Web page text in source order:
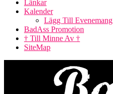
Länkar
Kalender
Lägg Till Evenemang
BadAss Promotion
† Till Minne Av †
SiteMap